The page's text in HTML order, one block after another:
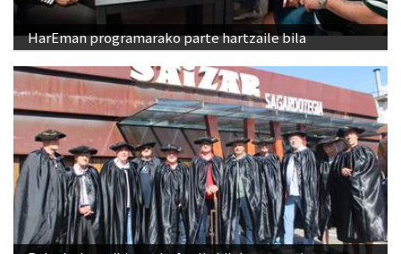
HarEman programarako parte hartzaile bila